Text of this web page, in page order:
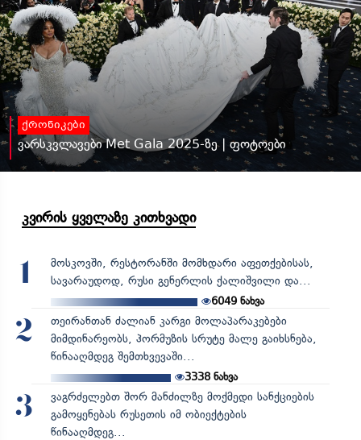
ქრონიკები
ვარსკვლავები Met Gala 2025-ზე | ფოტოები
კვირის ყველაზე კითხვადი
1
მოსკოვში, რესტორანში მომხდარი აფეთქებისას,
სავარაუდოდ, რუსი გენერლის ქალიშვილი და...
6049 ნახვა
2
თეირანთან ძალიან კარგი მოლაპარაკებები
მიმდინარეობს, ჰორმუზის სრუტე მალე გაიხსნება,
წინააღმდეგ შემთხვევაში...
3338ნახვა
3
ვაგრძელებთ შორ მანძილზე მოქმედი სანქციების
გამოყენებას რუსეთის იმ ობიექტების
წინააღმდეგ...